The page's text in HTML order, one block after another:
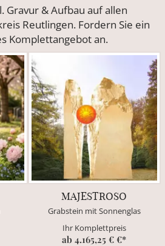
Gravur & Aufbau auf allen
Reutlingen. Fordern Sie ein
Komplettangebot an.
MAJESTROSO
Grabstein mit Sonnenglas
Ihr Komplettpreis
ab 4.165,25 € €*